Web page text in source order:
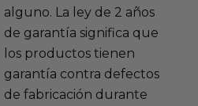
alguno. La ley de 2 años
de garantía significa que
los productos tienen
garantía contra defectos
de fabricación durante